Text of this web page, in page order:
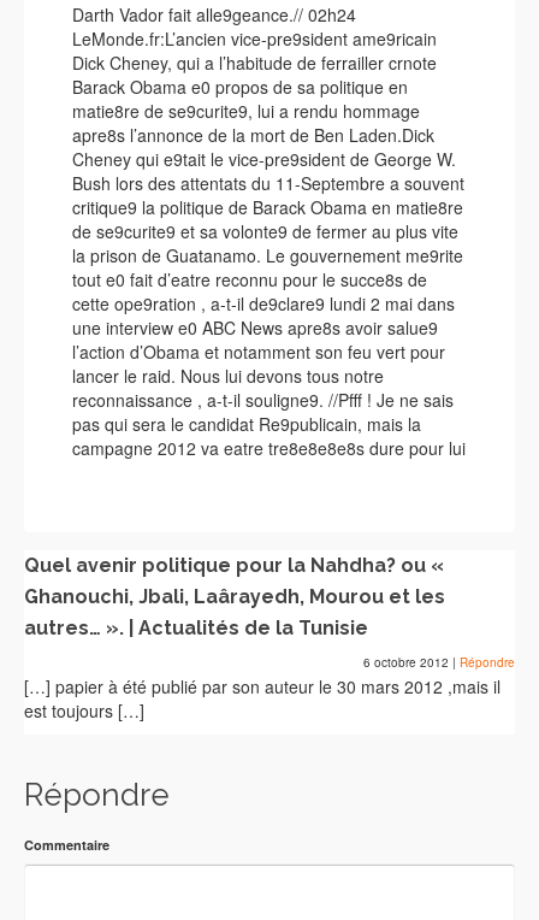
Darth Vador fait alle9geance.// 02h24
LeMonde.fr:L’ancien vice-pre9sident ame9ricain
Dick Cheney, qui a l’habitude de ferrailler crnote
Barack Obama e0 propos de sa politique en
matie8re de se9curite9, lui a rendu hommage
apre8s l’annonce de la mort de Ben Laden.Dick
Cheney qui e9tait le vice-pre9sident de George W.
Bush lors des attentats du 11-Septembre a souvent
critique9 la politique de Barack Obama en matie8re
de se9curite9 et sa volonte9 de fermer au plus vite
la prison de Guatanamo. Le gouvernement me9rite
tout e0 fait d’eatre reconnu pour le succe8s de
cette ope9ration , a-t-il de9clare9 lundi 2 mai dans
une interview e0 ABC News apre8s avoir salue9
l’action d’Obama et notamment son feu vert pour
lancer le raid. Nous lui devons tous notre
reconnaissance , a-t-il souligne9. //Pfff ! Je ne sais
pas qui sera le candidat Re9publicain, mais la
campagne 2012 va eatre tre8e8e8e8s dure pour lui
Quel avenir politique pour la Nahdha? ou «
Ghanouchi, Jbali, Laârayedh, Mourou et les
autres… ». | Actualités de la Tunisie
6 octobre 2012 | Répondre
[…] papier à été publié par son auteur le 30 mars 2012 ,mais il
est toujours […]
Répondre
Commentaire